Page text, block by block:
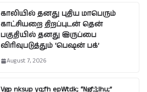
காலியில் தனது புதிய மாபெரும்
காட்சியறை திறப்புடன் தென்
பகுதியில் தனது இருப்பை
விரிவுபடுத்தும் ‘பெஷன் பக்’
August 7, 2026
Vgp nksup yq;fh epWtdk; “Ngf;];lhu;”